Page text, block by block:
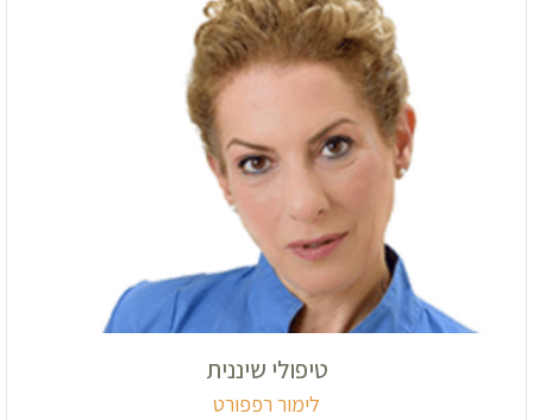
טיפולי שיננית
לימור רפפורט